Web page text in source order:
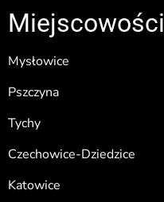
Miejscowości
Mysłowice
Pszczyna
Tychy
Czechowice-Dziedzice
Katowice